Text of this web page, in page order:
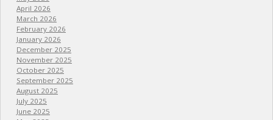
April 2026
March 2026
February 2026
January 2026
December 2025
November 2025
October 2025
September 2025
August 2025
July 2025
June 2025